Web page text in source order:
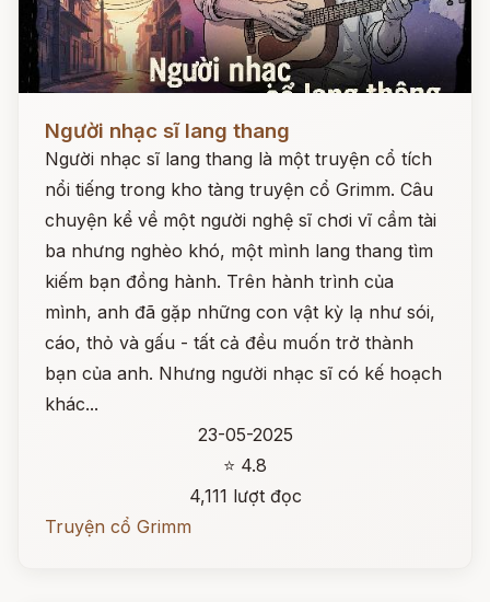
Người nhạc sĩ lang thang
Người nhạc sĩ lang thang là một truyện cổ tích
nổi tiếng trong kho tàng truyện cổ Grimm. Câu
chuyện kể về một người nghệ sĩ chơi vĩ cầm tài
ba nhưng nghèo khó, một mình lang thang tìm
kiếm bạn đồng hành. Trên hành trình của
mình, anh đã gặp những con vật kỳ lạ như sói,
cáo, thỏ và gấu - tất cả đều muốn trở thành
bạn của anh. Nhưng người nhạc sĩ có kế hoạch
khác...
23-05-2025
⭐ 4.8
4,111 lượt đọc
Truyện cổ Grimm